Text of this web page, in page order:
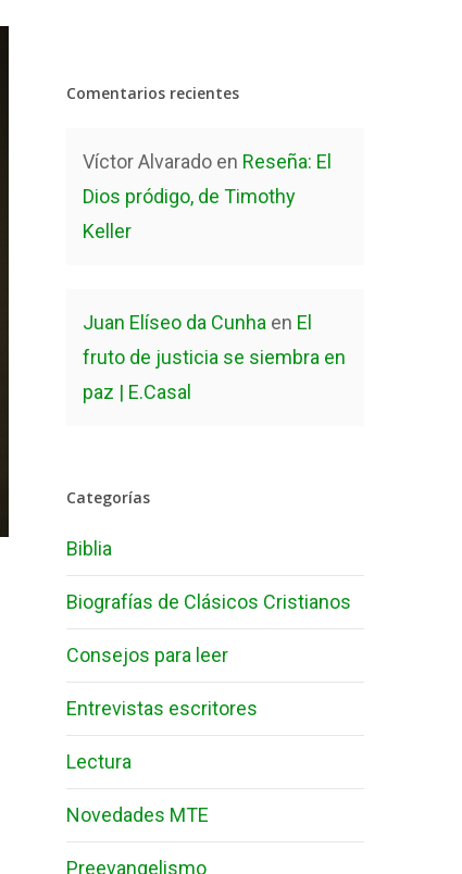
Comentarios recientes
Víctor Alvarado en Reseña: El
Dios pródigo, de Timothy
Keller
Juan Elíseo da Cunha en El
fruto de justicia se siembra en
paz | E.Casal
Categorías
Biblia
Biografías de Clásicos Cristianos
Consejos para leer
Entrevistas escritores
Lectura
Novedades MTE
Preevangelismo